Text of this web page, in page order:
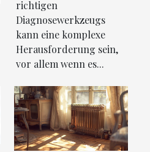
wählt
richtigen
Diagnosewerkzeugs
kann eine komplexe
Herausforderung sein,
vor allem wenn es...